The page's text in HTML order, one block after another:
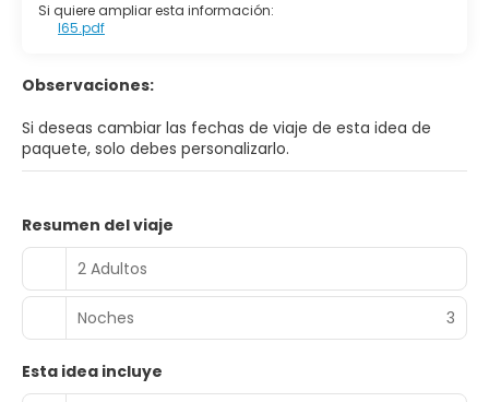
Si quiere ampliar esta información:
I65.pdf
Observaciones:
Si deseas cambiar las fechas de viaje de esta idea de
paquete, solo debes personalizarlo.
Resumen del viaje
2 Adultos
Noches 3
Esta idea incluye